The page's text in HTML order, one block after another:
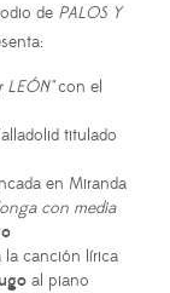
de PALOS Y
LEÓN"con el
titulado
en Miranda
con media
la canción lírica
al piano